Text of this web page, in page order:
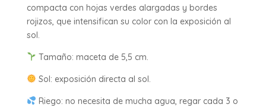
compacta con hojas verdes alargadas y bordes
rojizos, que intensifican su color con la exposición al
sol.
Tamaño: maceta de 5,5 cm.
Sol: exposición directa al sol.
Riego: no necesita de mucha agua, regar cada 3 o